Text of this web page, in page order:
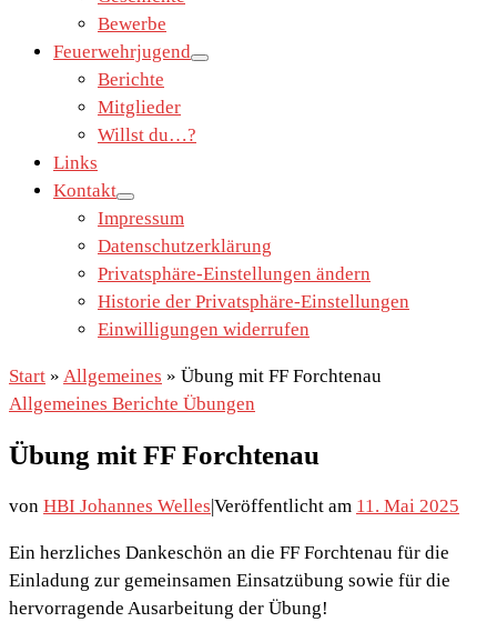
Bewerbe
Feuerwehrjugend
Berichte
Mitglieder
Willst du…?
Links
Kontakt
Impressum
Datenschutzerklärung
Privatsphäre-Einstellungen ändern
Historie der Privatsphäre-Einstellungen
Einwilligungen widerrufen
Start » Allgemeines » Übung mit FF Forchtenau
Allgemeines Berichte Übungen
Übung mit FF Forchtenau
von HBI Johannes Welles|Veröffentlicht am 11. Mai 2025
Ein herzliches Dankeschön an die FF Forchtenau für die
Einladung zur gemeinsamen Einsatzübung sowie für die
hervorragende Ausarbeitung der Übung!